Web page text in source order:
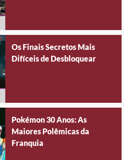
Os Finais Secretos Mais
Difíceis de Desbloquear
Pokémon 30 Anos: As
Maiores Polêmicas da
Franquia